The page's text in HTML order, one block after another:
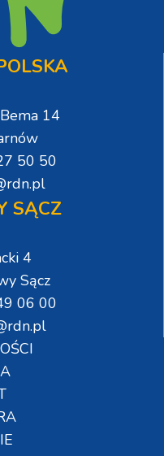
14
50 50
SĄCZ
4
Sącz
06 00